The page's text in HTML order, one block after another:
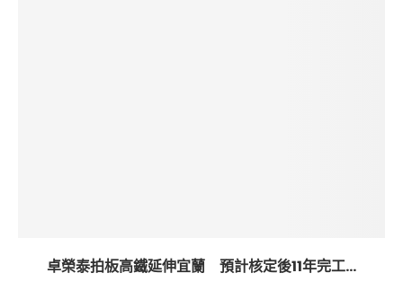
卓榮泰拍板高鐵延伸宜蘭 預計核定後11年完工...